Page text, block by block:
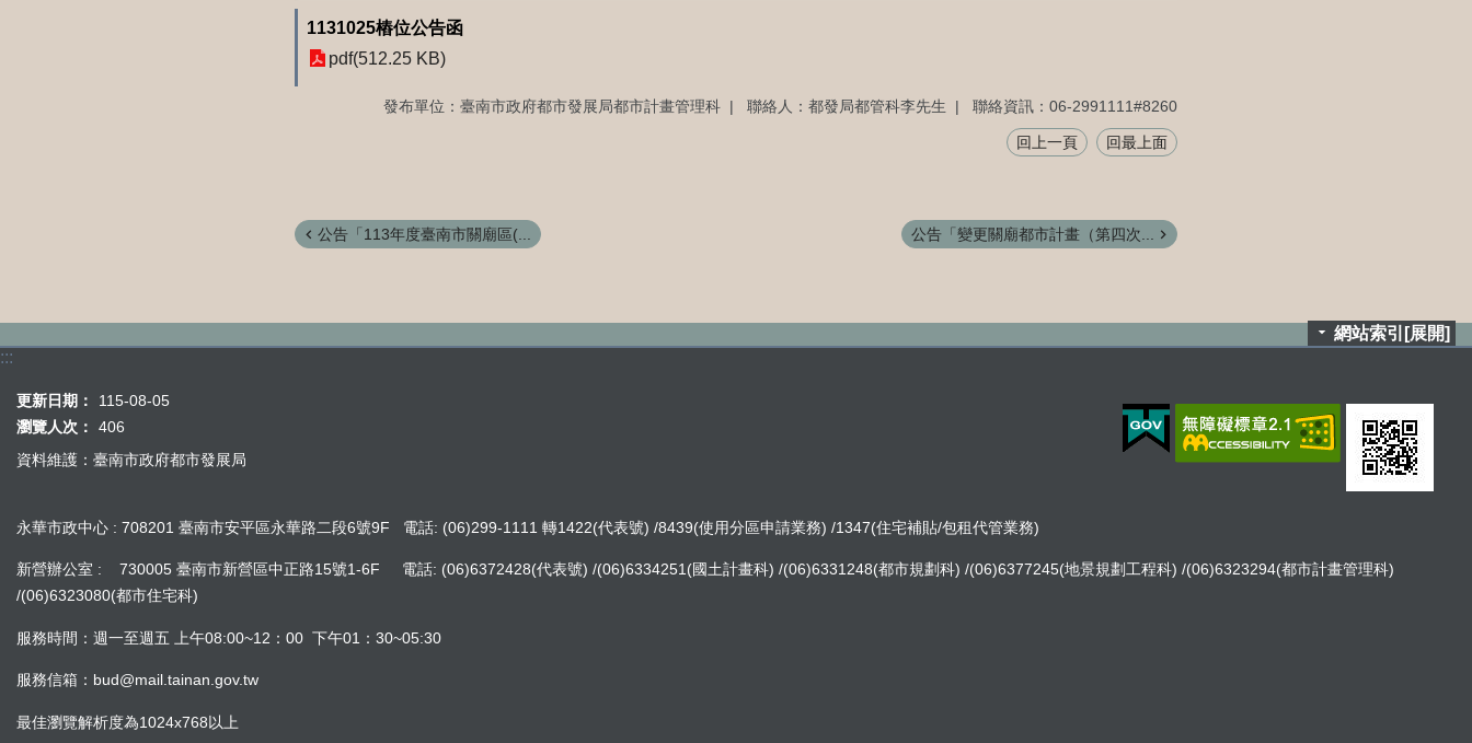
1131025樁位公告函
pdf(512.25 KB)
發布單位：臺南市政府都市發展局都市計畫管理科 聯絡人：都發局都管科李先生 聯絡資訊：06-2991111#8260
回上一頁 回最上面
公告「113年度臺南市關廟區(... 公告「變更關廟都市計畫（第四次...
網站索引[展開]
:::
更新日期：
115-08-05
瀏覽人次：
406
資料維護：臺南市政府都市發展局
永華市政中心 : 708201 臺南市安平區永華路二段6號9F 電話: (06)299-1111 轉1422(代表號) /8439(使用分區申請業務) /1347(住宅補貼/包租代管業務)
新營辦公室 : 730005 臺南市新營區中正路15號1-6F 電話: (06)6372428(代表號) /(06)6334251(國土計畫科) /(06)6331248(都市規劃科) /(06)6377245(地景規劃工程科) /(06)6323294(都市計畫管理科)
/(06)6323080(都市住宅科)
服務時間：週一至週五 上午08:00~12：00 下午01：30~05:30
服務信箱：bud@mail.tainan.gov.tw
最佳瀏覽解析度為1024x768以上